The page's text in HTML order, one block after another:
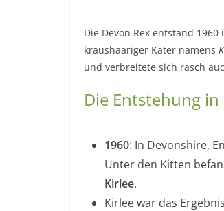
Die Devon Rex entstand
kraushaariger Kater namens
und verbreitete sich rasch
Die Entstehung
1960: In Devonshire,
Unter den Kitten
Kirlee.
Kirlee war das